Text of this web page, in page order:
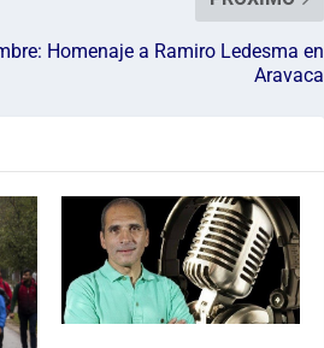
Homenaje a Ramiro Ledesma en
Aravaca